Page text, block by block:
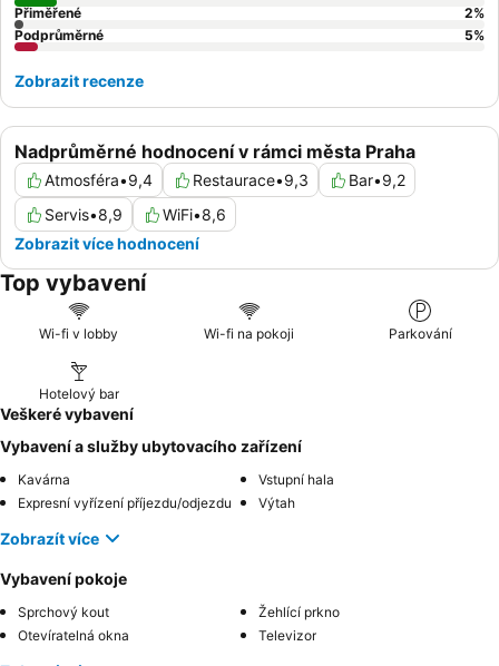
Nadprůměrné hodnocení v rámci města Praha
Atmosféra•9,4 Restaurace•9,3 Bar•9,2
Servis•8,9 WiFi•8,6
Zobrazit více hodnocení
Přiměřené
2%
Podprůměrné
5%
Zobrazit recenze
Top vybavení
Wi-fi v lobby Wi-fi na pokoji Parkování
Hotelový bar
Veškeré vybavení
Vybavení a služby ubytovacího zařízení
Kavárna
Vstupní hala
Expresní vyřízení příjezdu/odjezdu
Výtah
Zobrazít více
Vybavení pokoje
Sprchový kout
Žehlící prkno
Otevíratelná okna
Televizor